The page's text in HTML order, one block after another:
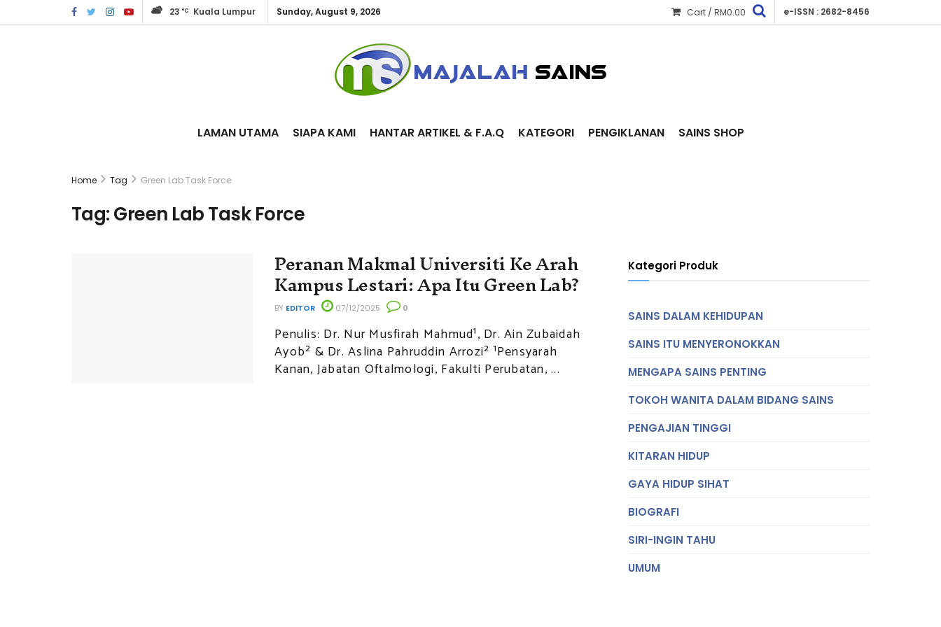
23 °C Kuala Lumpur Sunday, August 9, 2026 Cart / RM0.00 e-ISSN : 2682-8456
LAMAN UTAMA SIAPA KAMI HANTAR ARTIKEL & F.A.Q KATEGORI PENGIKLANAN SAINS SHOP
Home Tag Green Lab Task Force
Tag:Green Lab Task Force
Peranan Makmal Universiti Ke Arah
Kampus Lestari: Apa Itu Green Lab?
BY EDITOR 07/12/2025 0
Penulis: Dr. Nur Musfirah Mahmud¹, Dr. Ain Zubaidah
Ayob² & Dr. Aslina Pahruddin Arrozi² ¹Pensyarah
Kanan, Jabatan Oftalmologi, Fakulti Perubatan, ...
Kategori Produk
SAINS DALAM KEHIDUPAN
SAINS ITU MENYERONOKKAN
MENGAPA SAINS PENTING
TOKOH WANITA DALAM BIDANG SAINS
PENGAJIAN TINGGI
KITARAN HIDUP
GAYA HIDUP SIHAT
BIOGRAFI
SIRI-INGIN TAHU
UMUM